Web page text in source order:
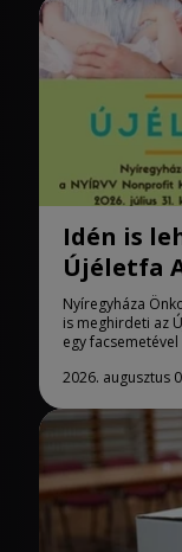
Idén is
Újéletfa
Nyíregyháza
is meghirdeti az
egy
2026. augusztus